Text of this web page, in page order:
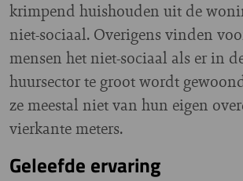
krimpend huishouden uit de
niet-sociaal. Overigens vinden
mensen het niet-sociaal als er in
huursector te groot wordt
ze meestal niet van hun eigen
vierkante meters.
Geleefde ervaring